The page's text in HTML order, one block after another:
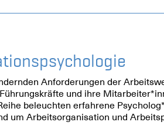
Anforderungen der
und ihre
beleuchten erfahrene
um Arbeitsorganisation und